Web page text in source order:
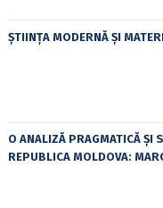
ȘTIINȚA MODERNĂ ȘI
O ANALIZĂ PRAGMATICĂ ȘI
REPUBLICA MOLDOVA: